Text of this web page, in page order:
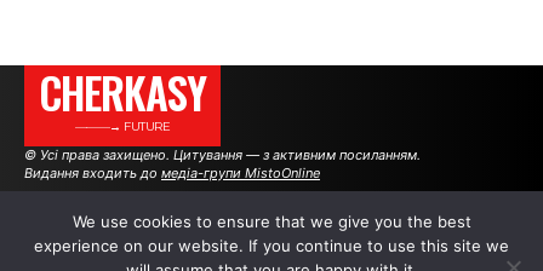
CHERKASY
———→ FUTURE
© Усі права захищено. Цитування — з активним посиланням.
Видання входить до медіа-групи MistoOnline
АВТОРИ РЕКЛАМА НА САЙТІ
We use cookies to ensure that we give you the best
experience on our website. If you continue to use this site we